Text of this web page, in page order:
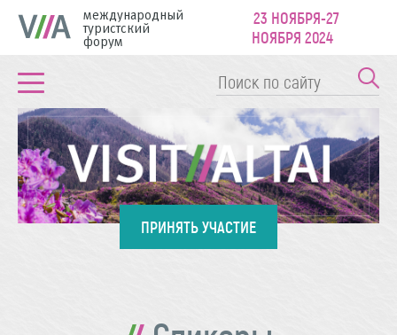
международный
туристский
форум
23 НОЯБРЯ-27
НОЯБРЯ 2024
ПРИНЯТЬ УЧАСТИЕ